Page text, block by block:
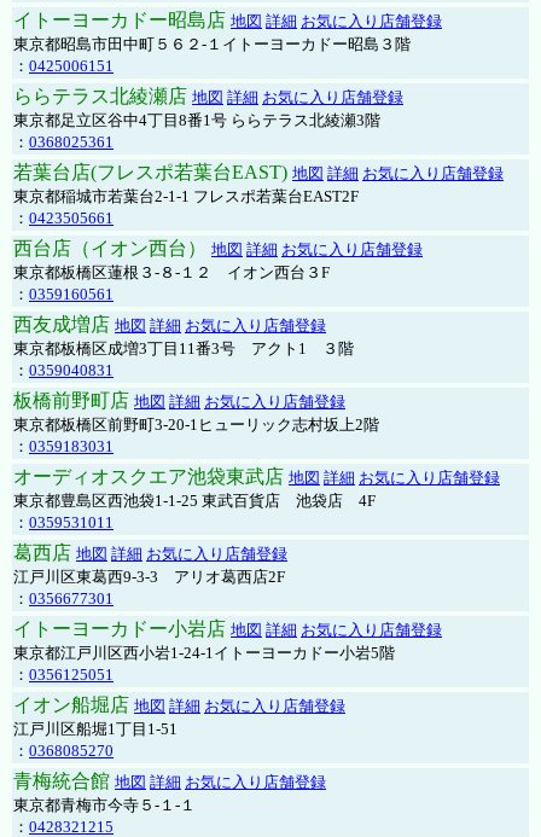
イトーヨーカドー昭島店 地図 詳細 お気に入り店舗登録
東京都昭島市田中町５６２-１イトーヨーカドー昭島３階
： 0425006151
ららテラス北綾瀬店 地図 詳細 お気に入り店舗登録
東京都足立区谷中4丁目8番1号 ららテラス北綾瀬3階
： 0368025361
若葉台店(フレスポ若葉台EAST) 地図 詳細 お気に入り店舗登録
東京都稲城市若葉台2-1-1 フレスポ若葉台EAST2F
： 0423505661
西台店（イオン西台） 地図 詳細 お気に入り店舗登録
東京都板橋区蓮根３-８-１２ イオン西台３F
： 0359160561
西友成増店 地図 詳細 お気に入り店舗登録
東京都板橋区成増3丁目11番3号 アクト1 ３階
： 0359040831
板橋前野町店 地図 詳細 お気に入り店舗登録
東京都板橋区前野町3-20-1ヒューリック志村坂上2階
： 0359183031
オーディオスクエア池袋東武店 地図 詳細 お気に入り店舗登録
東京都豊島区西池袋1-1-25 東武百貨店 池袋店 4F
： 0359531011
葛西店 地図 詳細 お気に入り店舗登録
江戸川区東葛西9-3-3 アリオ葛西店2F
： 0356677301
イトーヨーカドー小岩店 地図 詳細 お気に入り店舗登録
東京都江戸川区西小岩1-24-1イトーヨーカドー小岩5階
： 0356125051
イオン船堀店 地図 詳細 お気に入り店舗登録
江戸川区船堀1丁目1-51
： 0368085270
青梅統合館 地図 詳細 お気に入り店舗登録
東京都青梅市今寺５-１-１
： 0428321215